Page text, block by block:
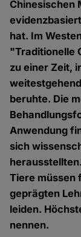
Chinesischen
hat. Im
"Traditionelle
zu einer Zeit,
beruhte. Die
Anwendung
sich
Tiere müssen
geprägten
leiden.
nennen.